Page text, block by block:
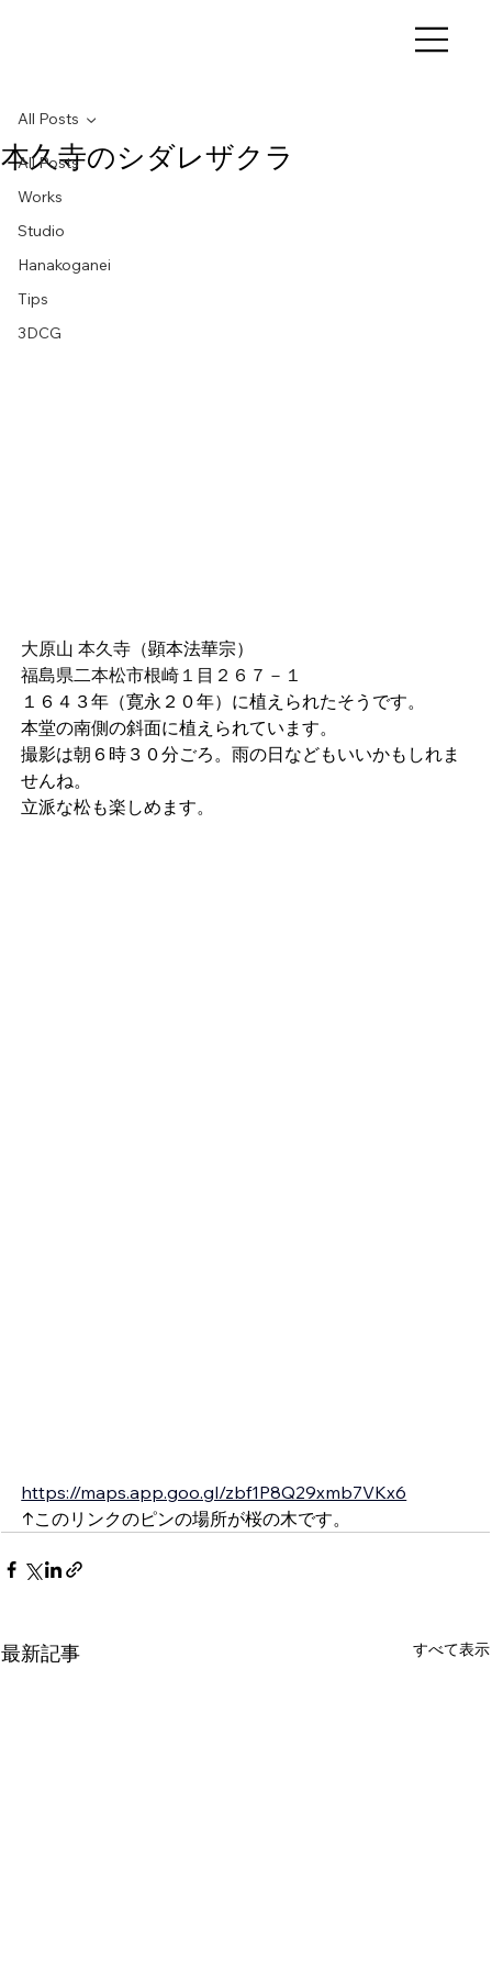
All Posts
Works
Studio
Hanakoganei
Tips
3DCG
All Posts
本久寺のシダレザクラ
大原山 本久寺（顕本法華宗）
福島県二本松市根崎１目２６７－１
１６４３年（寛永２０年）に植えられたそうです。
本堂の南側の斜面に植えられています。
撮影は朝６時３０分ごろ。雨の日などもいいかもしれま
せんね。
立派な松も楽しめます。
https://maps.app.goo.gl/zbf1P8Q29xmb7VKx6
↑このリンクのピンの場所が桜の木です。
最新記事 すべて表示